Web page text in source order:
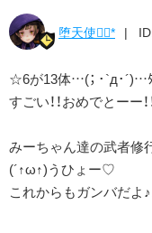
堕天使❁⃘*
☆6が13体…(； ･`д･´)…
すごい！！おめでとーー！
みーちゃん達の武者修
(´↑ω↑)うひょー♡
これからもガンバだよ